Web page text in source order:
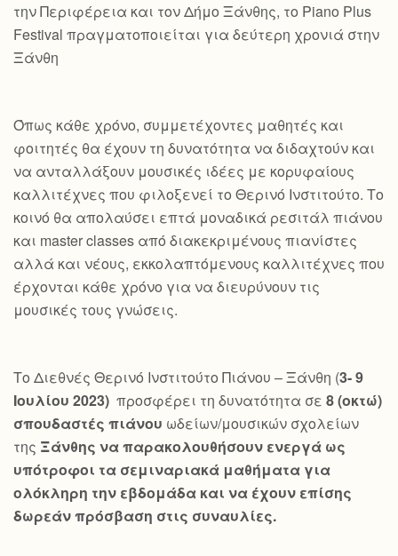
την Περιφέρεια και τον Δήμο Ξάνθης, το Piano Plus
Festival πραγματοποιείται για δεύτερη χρονιά στην
Ξάνθη
Όπως κάθε χρόνο, συμμετέχοντες μαθητές και
φοιτητές θα έχουν τη δυνατότητα να διδαχτούν και
να ανταλλάξουν μουσικές ιδέες με κορυφαίους
καλλιτέχνες που φιλοξενεί το Θερινό Ινστιτούτο. Το
κοινό θα απολαύσει επτά μοναδικά ρεσιτάλ πιάνου
και master classes από διακεκριμένους πιανίστες
αλλά και νέους, εκκολαπτόμενους καλλιτέχνες που
έρχονται κάθε χρόνο για να διευρύνουν τις
μουσικές τους γνώσεις.
Το Διεθνές Θερινό Ινστιτούτο Πιάνου – Ξάνθη (3- 9
Ιουλίου 2023) προσφέρει τη δυνατότητα σε 8 (οκτώ)
σπουδαστές πιάνου ωδείων/μουσικών σχολείων
της Ξάνθης να παρακολουθήσουν ενεργά ως
υπότροφοι τα σεμιναριακά μαθήματα για
ολόκληρη την εβδομάδα και να έχουν επίσης
δωρεάν πρόσβαση στις συναυλίες.